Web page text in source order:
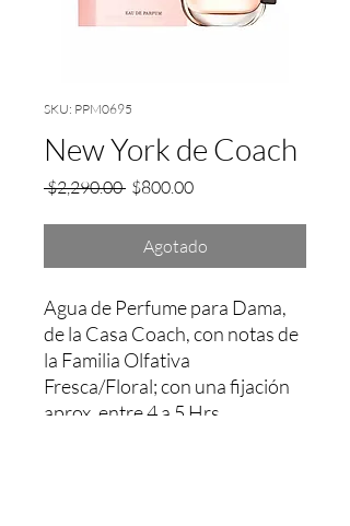
SKU: PPM0695
New York de Coach
$2,290.00 Precio
$800.00Precio
oferta
Agotado
Agua de Perfume para Dama,
de la Casa Coach, con notas de
la Familia Olfativa
Fresca/Floral; con una fijación
aprox. entre 4 a 5 Hrs.